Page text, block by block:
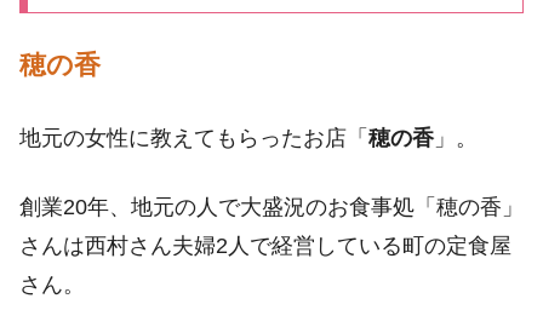
穂の香
地元の女性に教えてもらったお店「 穂の香 」。
創業20年、地元の人で大盛況のお食事処「穂の香」
さんは西村さん夫婦2人で経営している町の定食屋
さん。